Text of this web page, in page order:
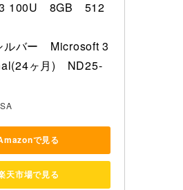
100U　8GB　512
ルバー　Microsoft 3
ヶ月)　ND25-
で見る
天市場で見る